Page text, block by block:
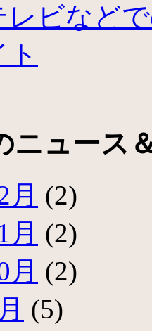
レビなど
ニュース
(2)
(2)
(2)
(5)